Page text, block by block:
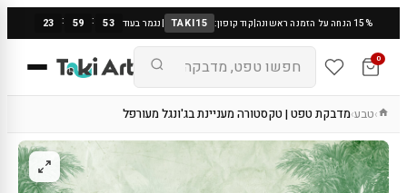
15% הנחה על הזמנה ראשונה |קוד קופון: TAKI15
|נגמר בעוד 23 : 59 : 53
0
›טבע›מדבקת טפט | טקסטורה מעניינת בג'ונגל מעורפל